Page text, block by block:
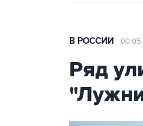
В РОССИИ
Ряд